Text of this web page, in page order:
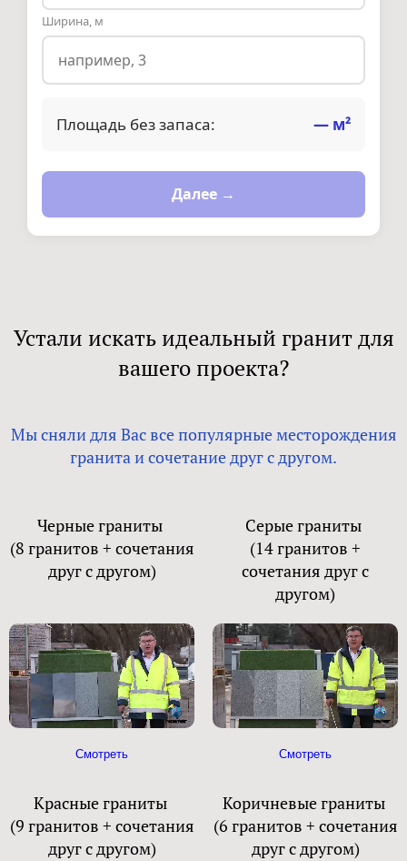
Ширина, м
Площадь без запаса: — м²
Далее →
Устали искать идеальный гранит для
вашего проекта?
Мы сняли для Вас все популярные месторождения
гранита и сочетание друг с другом.
Черные граниты
(8 гранитов + сочетания
друг с другом)
Смотреть
Серые граниты
(14 гранитов +
сочетания друг с
другом)
Смотреть
Красные граниты
(9 гранитов + сочетания
друг с другом)
Коричневые граниты
(6 гранитов + сочетания
друг с другом)